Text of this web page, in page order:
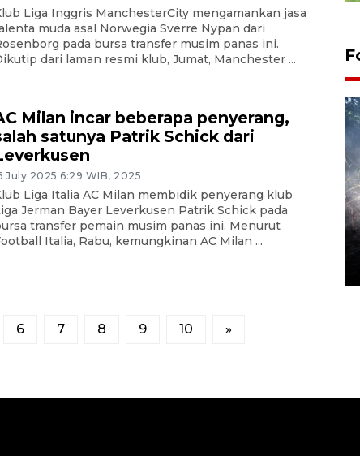
Liga Inggris ManchesterCity mengamankan jasa
muda asal Norwegia Sverre Nypan dari
pada bursa transfer musim panas ini.
dari laman resmi klub, Jumat, Manchester ...
Milan incar beberapa penyerang,
satunya Patrik Schick dari
July 2025 6:29 WIB, 2025
Liga Italia AC Milan membidik penyerang klub
Jerman Bayer Leverkusen Patrik Schick pada
transfer pemain musim panas ini. Menurut
Italia, Rabu, kemungkinan AC Milan ...
6 7 8 9 10 »
Alokasi anggaran untuk bibit
kopi arabika Gayo